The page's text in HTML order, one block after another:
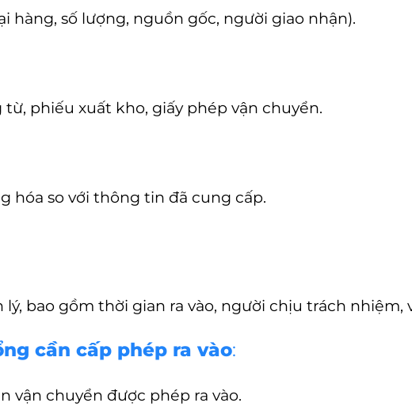
hàng, số lượng, nguồn gốc, người giao nhận).
phiếu xuất kho, giấy phép vận chuyển.
hóa so với thông tin đã cung cấp.
bao gồm thời gian ra vào, người chịu trách nhiệm,
cần cấp phép ra vào:
vận chuyển được phép ra vào.